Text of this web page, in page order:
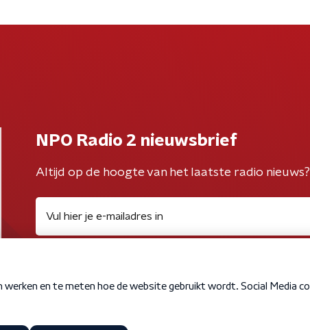
NPO Radio 2 nieuwsbrief
Altijd op de hoogte van het laatste radio nieuws?